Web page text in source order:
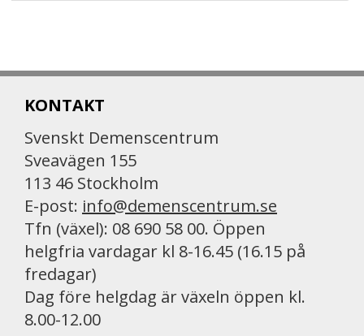
KONTAKT
Svenskt Demenscentrum
Sveavägen 155
113 46 Stockholm
E-post: info@demenscentrum.se
Tfn (växel): 08 690 58 00. Öppen
helgfria vardagar kl 8-16.45 (16.15 på
fredagar)
Dag före helgdag är växeln öppen kl.
8.00-12.00